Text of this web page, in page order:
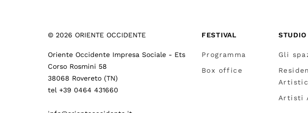
© 2026 ORIENTE OCCIDENTE
Oriente Occidente Impresa Sociale - Ets
Corso Rosmini 58
38068 Rovereto (TN)
tel +39 0464 431660
FESTIVAL
Programma
Box office
STUDIO
Gli
Artisti